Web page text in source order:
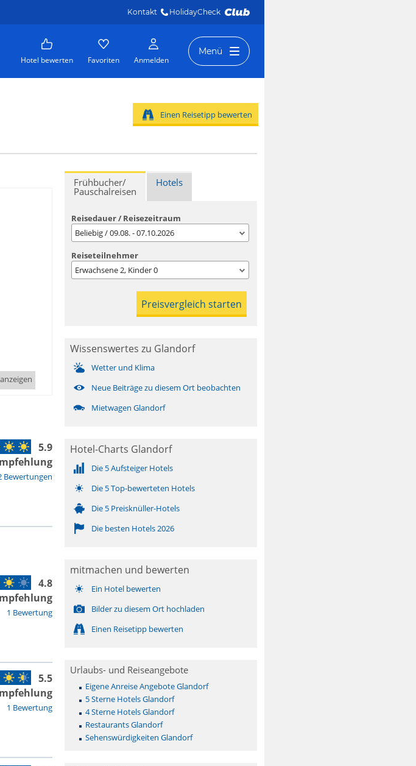
Kontakt HolidayCheck
Hotel bewerten Favoriten Anmelden
Menü
Einen Reisetipp bewerten
Bewertungen
5.9
1 Bewertung
4.8
1 Bewertung
5.5
Frühbucher/
Pauschalreisen
Hotels
Reisedauer / Reisezeitraum
Beliebig / 09.08. - 07.10.2026
Reiseteilnehmer
Erwachsene2, Kinder0
Wissenswertes zu Glandorf
Wetter und Klima
Neue Beiträge zu diesem Ort beobachten
Mietwagen Glandorf
Hotel-Charts Glandorf
Die 5 Aufsteiger Hotels
Die 5 Top-bewerteten Hotels
Die 5 Preisknüller-Hotels
Die besten Hotels 2026
mitmachen und bewerten
Ein Hotel bewerten
Bilder zu diesem Ort hochladen
Einen Reisetipp bewerten
Urlaubs- und Reiseangebote
Eigene Anreise Angebote Glandorf
5 Sterne Hotels Glandorf
4 Sterne Hotels Glandorf
Restaurants Glandorf
Sehenswürdigkeiten Glandorf